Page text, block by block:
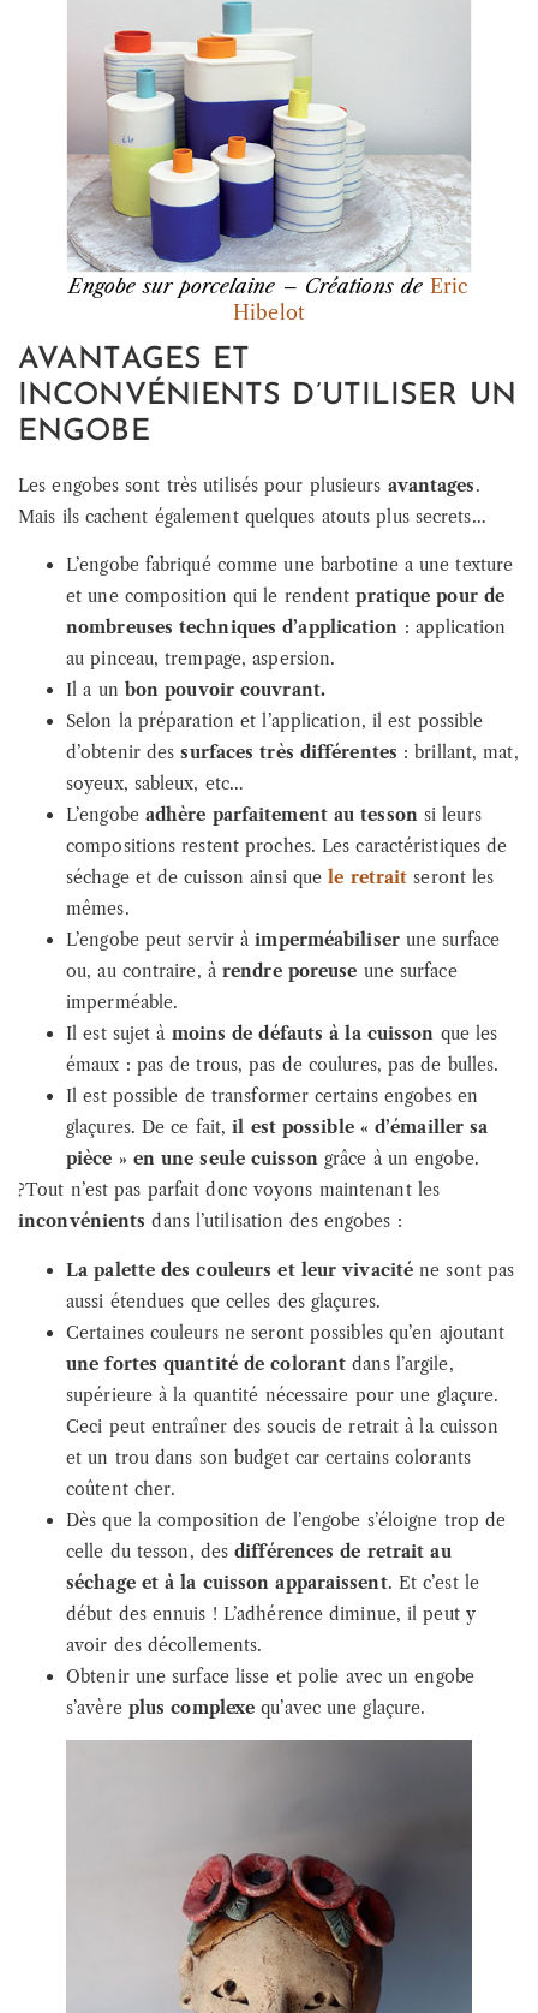
Engobe sur porcelaine – Créations deEric
Hibelot
AVANTAGES ET
INCONVÉNIENTS D’UTILISER UN
ENGOBE
Les engobes sont très utilisés pour plusieurs avantages.
Mais ils cachent également quelques atouts plus secrets…
L’engobe fabriqué comme une barbotine a une texture
et une composition qui le rendentpratique pour de
nombreuses techniques d’application : application
au pinceau, trempage, aspersion.
Il a un bon pouvoir couvrant.
Selon la préparation et l’application, il est possible
d’obtenir dessurfaces très différentes : brillant, mat,
soyeux, sableux, etc…
L’engobe adhère parfaitement au tessonsi leurs
compositions restent proches. Les caractéristiques de
séchage et de cuisson ainsi quele retrait seront les
mêmes.
L’engobe peut servir à imperméabiliserune surface
ou, au contraire, à rendre poreuse une surface
imperméable.
Il est sujet à moins de défauts à la cuisson que les
émaux : pas de trous, pas de coulures, pas de bulles.
Il est possible de transformer certains engobes en
glaçures. De ce fait,il est possible « d’émailler sa
pièce » en une seule cuissongrâce à un engobe.
?Tout n’est pas parfait donc voyons maintenant les
inconvénientsdans l’utilisation des engobes :
La palette des couleurs et leur vivacité ne sont pas
aussi étendues que celles des glaçures.
Certaines couleurs ne seront possibles qu’en ajoutant
une fortes quantité de colorantdans l’argile,
supérieure à la quantité nécessaire pour une glaçure.
Ceci peut entraîner des soucis de retrait à la cuisson
et un trou dans son budget car certains colorants
coûtent cher.
Dès que la composition de l’engobe s’éloigne trop de
celle du tesson, desdifférences de retrait au
séchage et à la cuisson apparaissent. Et c’est le
début des ennuis ! L’adhérence diminue, il peut y
avoir des décollements.
Obtenir une surface lisse et polie avec un engobe
s’avère plus complexequ’avec une glaçure.